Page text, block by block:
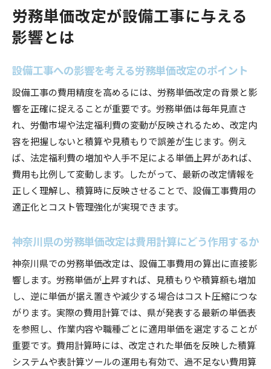
労務単価改定が設備工事に与える
影響とは
設備工事への影響を考える労務単価改定のポイント
設備工事の費用精度を高めるには、労務単価改定の背景と影
響を正確に捉えることが重要です。労務単価は毎年見直さ
れ、労働市場や法定福利費の変動が反映されるため、改定内
容を把握しないと積算や見積もりで誤差が生じます。例え
ば、法定福利費の増加や人手不足による単価上昇があれば、
費用も比例して変動します。したがって、最新の改定情報を
正しく理解し、積算時に反映させることで、設備工事費用の
適正化とコスト管理強化が実現できます。
神奈川県の労務単価改定は費用計算にどう作用するか
神奈川県での労務単価改定は、設備工事費用の算出に直接影
響します。労務単価が上昇すれば、見積もりや積算額も増加
し、逆に単価が据え置きや減少する場合はコスト圧縮につな
がります。実際の費用計算では、県が発表する最新の単価表
を参照し、作業内容や職種ごとに適用単価を選定することが
重要です。費用計算時には、改定された単価を反映した積算
システムや表計算ツールの運用も有効で、過不足ない費用算